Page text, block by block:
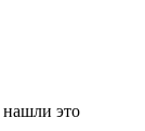
это